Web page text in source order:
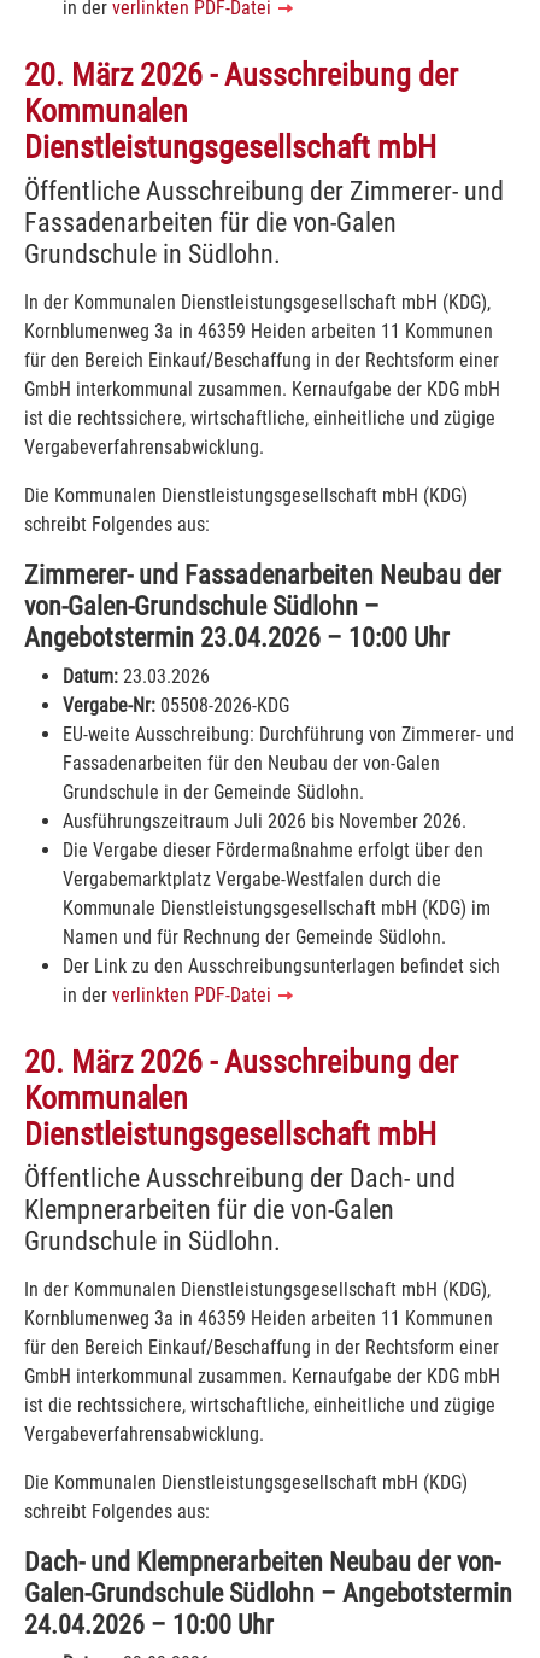
in der verlinkten PDF-Datei
20. März 2026 - Ausschreibung der
Kommunalen
Dienstleistungsgesellschaft mbH
Öffentliche Ausschreibung der Zimmerer- und
Fassadenarbeiten für die von-Galen
Grundschule in Südlohn.
In der Kommunalen Dienstleistungsgesellschaft mbH (KDG),
Kornblumenweg 3a in 46359 Heiden arbeiten 11 Kommunen
für den Bereich Einkauf/Beschaffung in der Rechtsform einer
GmbH interkommunal zusammen. Kernaufgabe der KDG mbH
ist die rechtssichere, wirtschaftliche, einheitliche und zügige
Vergabeverfahrensabwicklung.
Die Kommunalen Dienstleistungsgesellschaft mbH (KDG)
schreibt Folgendes aus:
Zimmerer- und Fassadenarbeiten Neubau der
von-Galen-Grundschule Südlohn –
Angebotstermin 23.04.2026 – 10:00 Uhr
Datum: 23.03.2026
Vergabe-Nr: 05508-2026-KDG
EU-weite Ausschreibung: Durchführung von Zimmerer- und
Fassadenarbeiten für den Neubau der von-Galen
Grundschule in der Gemeinde Südlohn.
Ausführungszeitraum Juli 2026 bis November 2026.
Die Vergabe dieser Fördermaßnahme erfolgt über den
Vergabemarktplatz Vergabe-Westfalen durch die
Kommunale Dienstleistungsgesellschaft mbH (KDG) im
Namen und für Rechnung der Gemeinde Südlohn.
Der Link zu den Ausschreibungsunterlagen befindet sich
in der verlinkten PDF-Datei
20. März 2026 - Ausschreibung der
Kommunalen
Dienstleistungsgesellschaft mbH
Öffentliche Ausschreibung der Dach- und
Klempnerarbeiten für die von-Galen
Grundschule in Südlohn.
In der Kommunalen Dienstleistungsgesellschaft mbH (KDG),
Kornblumenweg 3a in 46359 Heiden arbeiten 11 Kommunen
für den Bereich Einkauf/Beschaffung in der Rechtsform einer
GmbH interkommunal zusammen. Kernaufgabe der KDG mbH
ist die rechtssichere, wirtschaftliche, einheitliche und zügige
Vergabeverfahrensabwicklung.
Die Kommunalen Dienstleistungsgesellschaft mbH (KDG)
schreibt Folgendes aus:
Dach- und Klempnerarbeiten Neubau der von-
Galen-Grundschule Südlohn – Angebotstermin
24.04.2026 – 10:00 Uhr